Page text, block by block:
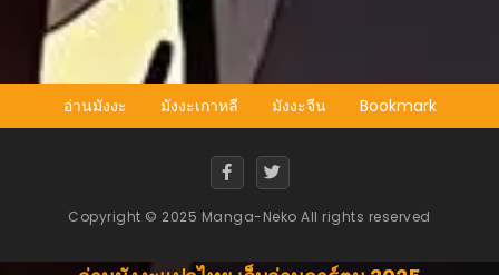
อ่านมังงะ มังงะเกาหลี มังงะจีน Bookmark
Copyright © 2025 Manga-Neko All rights reserved